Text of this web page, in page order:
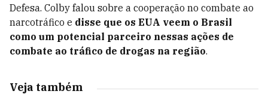
Defesa. Colby falou sobre a cooperação no combate ao
narcotráfico e disse que os EUA veem o Brasil
como um potencial parceiro nessas ações de
combate ao tráfico de drogas na região.
Veja também